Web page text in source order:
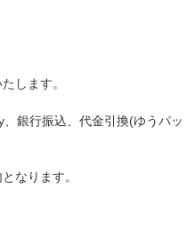
します。
銀行振込、代金引換(ゆうパッ
なります。